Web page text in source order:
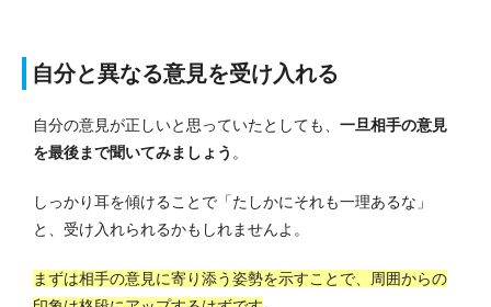
自分と異なる意見を受け入れる
自分の意見が正しいと思っていたとしても、 一旦相手の意見
を最後まで聞いてみましょう 。
しっかり耳を傾けることで「たしかにそれも一理あるな」
と、受け入れられるかもしれませんよ。
まずは相手の意見に寄り添う姿勢を示すことで、周囲からの